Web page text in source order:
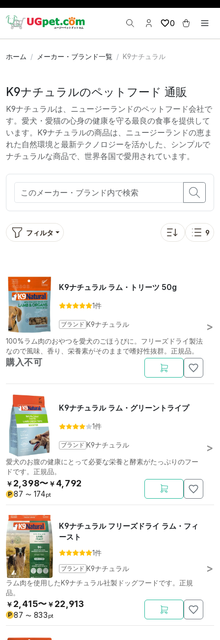
0
ホーム メーカー・ブランド一覧 K9ナチュラル
K9ナチュラルのペットフード 通販
K9ナチュラルは、ニュージーランドのペットフード会社で
す。愛犬・愛猫の心身の健康を守る最良の食事を提供して
います。K9ナチュラルの商品は、ニュージーランドの恵ま
れた自然環境と最新テクノロジーを活かした、シンプルで
ナチュラルな商品で、世界各国で愛用されています。
フィルタ
並び替え:
表示
9
K9ナチュラル ラム・トリーツ 50g
1件
ブランド K9ナチュラル
100%ラム肉のおやつを愛犬のごほうびに。フリーズドライ製法
なので風味、香り、栄養素がそのままで嗜好性抜群。正規品。
購入不可
K9ナチュラル ラム・グリーントライプ
1件
ブランド K9ナチュラル
愛犬のお腹の健康にとって必要な栄養と酵素がたっぷりのフー
ドです。正規品。
￥ 2,398〜 ￥ 4,792
P 87 〜 174pt
K9ナチュラル フリーズドライ ラム・フィ
ースト
1件
ブランド K9ナチュラル
ラム肉を使用したK9ナチュラル社製ドッグフードです。正規
品。
￥ 2,415〜 ￥ 22,913
P 87 〜 833 pt